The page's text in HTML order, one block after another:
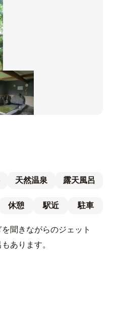
天然温泉 露天風呂
休憩 駅近 駐車
聞きながらのジェット
あります。